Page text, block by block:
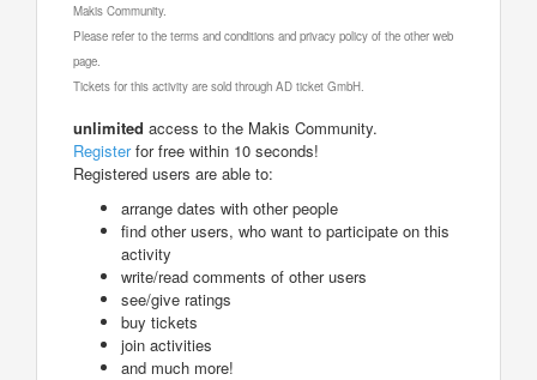
Makis Community.
Please refer to the terms and conditions and privacy policy of the other web
page.
Tickets for this activity are sold through AD ticket GmbH.
unlimited access to the Makis Community.
Registerfor free within 10 seconds!
Registered users are able to:
arrange dates with other people
find other users, who want to participate on this
activity
write/read comments of other users
see/give ratings
buy tickets
join activities
and much more!